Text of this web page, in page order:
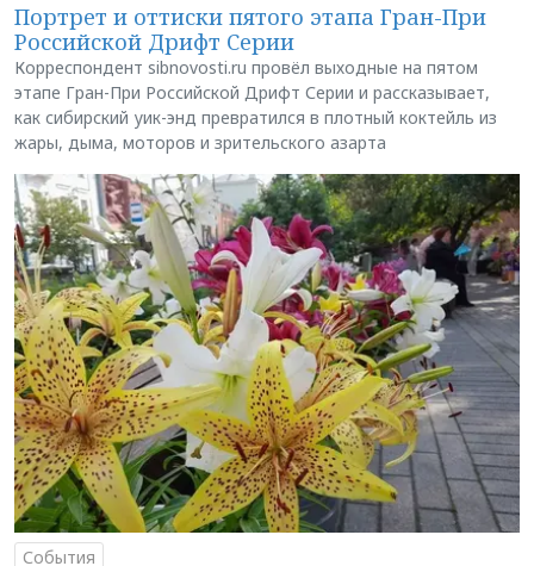
Портрет и оттиски пятого этапа Гран-При
Российской Дрифт Серии
Корреспондент sibnovosti.ru провёл выходные на пятом
этапе Гран-При Российской Дрифт Серии и рассказывает,
как сибирский уик-энд превратился в плотный коктейль из
жары, дыма, моторов и зрительского азарта
События